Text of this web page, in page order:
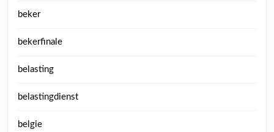
beker
bekerfinale
belasting
belastingdienst
belgie